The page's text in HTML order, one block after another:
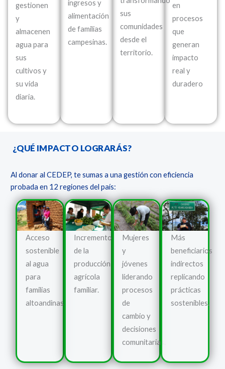
gestionen
y
almacenen
agua para
sus
cultivos y
su vida
diaria.
ingresos y
alimentación
de familias
campesinas.
sus
comunidades
desde el
territorio.
en
procesos
que
generan
impacto
real y
duradero
¿QUÉ IMPACTO LOGRARÁS?
Al donar al CEDEP, te sumas a una gestión con eficiencia
probada en 12 regiones del país:
Acceso
sostenible
al agua
para
familias
altoandinas.
Incremento
de la
producción
agrícola
familiar.
Mujeres
y
jóvenes
liderando
procesos
de
cambio y
decisiones
comunitarias.
Más
beneficiarios
indirectos
replicando
prácticas
sostenibles.